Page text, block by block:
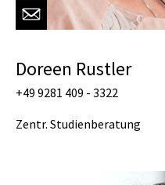
Doreen Rustler
+49 9281 409 - 3322
Zentr. Studienberatung